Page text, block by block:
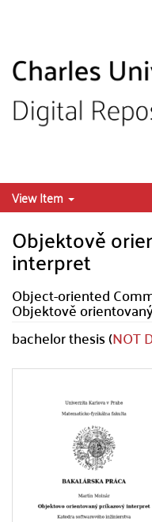
View Item
Objektově
interpret
Object-oriented
Objektově
bachelor thesis (NOT